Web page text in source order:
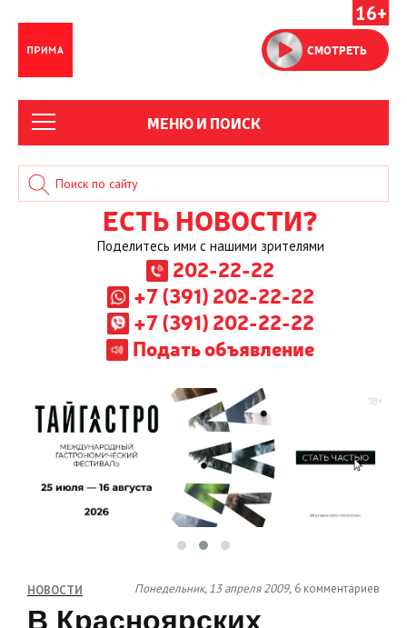
16+
СМОТРЕТЬ
МЕНЮ И ПОИСК
ЕСТЬ НОВОСТИ?
Поделитесь ими с нашими зрителями
202-22-22
+7 (391) 202-22-22
+7 (391) 202-22-22
Подать объявление
НОВОСТИ Понедельник, 13 апреля 2009, 6 комментариев
В Красноярских